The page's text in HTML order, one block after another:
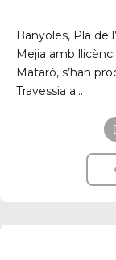
Banyoles, Pla de
Mejia amb
Mataró, s’han
Travessia a...